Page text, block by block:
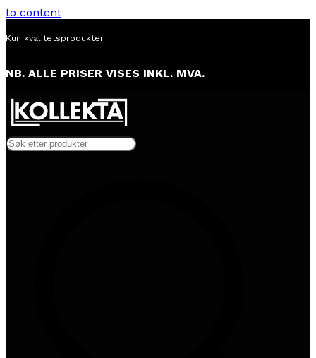
to content
Alltid lav pris
NB. ALLE PRISER VISES INKL. MVA.